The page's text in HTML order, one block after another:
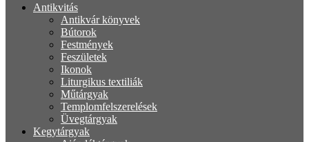
Antikvitás
Antikvár könyvek
Bútorok
Festmények
Feszületek
Ikonok
Liturgikus textiliák
Műtárgyak
Templomfelszerelések
Üvegtárgyak
Kegytárgyak